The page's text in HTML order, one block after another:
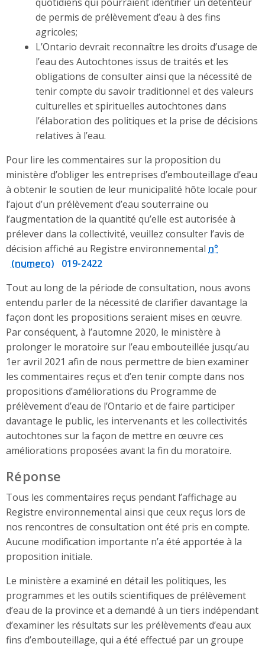
de permis de prélèvement d’eau à des fins
agricoles;
L’Ontario devrait reconnaître les droits d’usage de
l’eau des Autochtones issus de traités et les
obligations de consulter ainsi que la nécessité de
tenir compte du savoir traditionnel et des valeurs
culturelles et spirituelles autochtones dans
l’élaboration des politiques et la prise de décisions
relatives à l’eau.
Pour lire les commentaires sur la proposition du
ministère d’obliger les entreprises d’embouteillage d’eau
à obtenir le soutien de leur municipalité hôte locale pour
l’ajout d’un prélèvement d’eau souterraine ou
l’augmentation de la quantité qu’elle est autorisée à
prélever dans la collectivité, veuillez consulter l’avis de
décision affiché au Registre environnemental n°
019-2422
Tout au long de la période de consultation, nous avons
entendu parler de la nécessité de clarifier davantage la
façon dont les propositions seraient mises en œuvre.
Par conséquent, à l’automne 2020, le ministère à
prolonger le moratoire sur l’eau embouteillée jusqu’au
1er avril 2021 afin de nous permettre de bien examiner
les commentaires reçus et d’en tenir compte dans nos
propositions d’améliorations du Programme de
prélèvement d’eau de l’Ontario et de faire participer
davantage le public, les intervenants et les collectivités
autochtones sur la façon de mettre en œuvre ces
améliorations proposées avant la fin du moratoire.
Réponse
Tous les commentaires reçus pendant l’affichage au
Registre environnemental ainsi que ceux reçus lors de
nos rencontres de consultation ont été pris en compte.
Aucune modification importante n’a été apportée à la
proposition initiale.
Le ministère a examiné en détail les politiques, les
programmes et les outils scientifiques de prélèvement
d’eau de la province et a demandé à un tiers indépendant
d’examiner les résultats sur les prélèvements d’eau aux
fins d’embouteillage, qui a été effectué par un groupe